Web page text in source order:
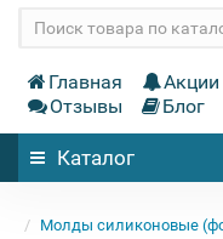
Главная Акции
Отзывы
Блог
Каталог
Молды силиконовые